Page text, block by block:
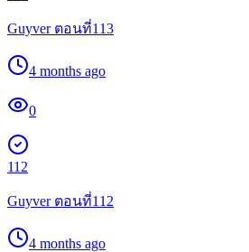
Guyver ตอนที่113
4 months ago
0
112
Guyver ตอนที่112
4 months ago